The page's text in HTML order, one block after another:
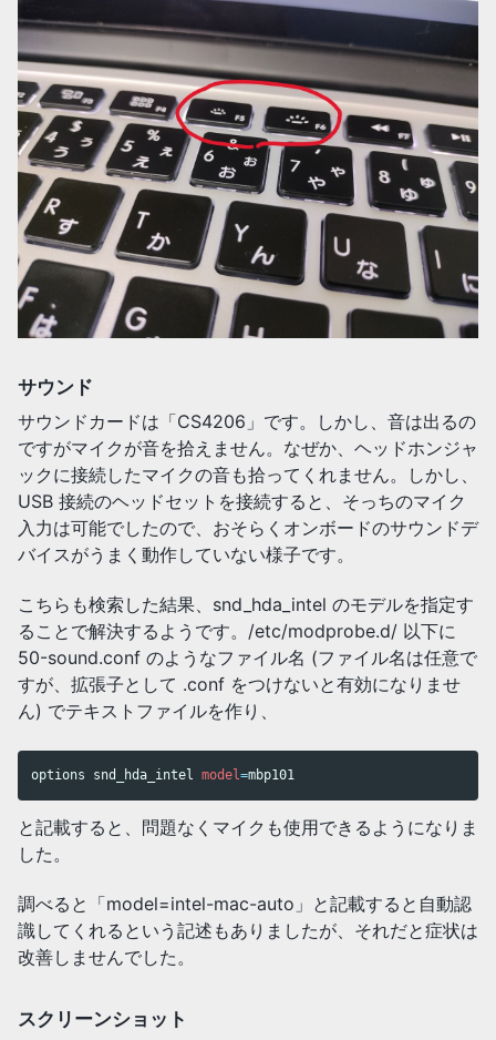
サウンド
サウンドカードは「CS4206」です。しかし、音は出るの
ですがマイクが音を拾えません。なぜか、ヘッドホンジャ
ックに接続したマイクの音も拾ってくれません。しかし、
USB 接続のヘッドセットを接続すると、そっちのマイク
入力は可能でしたので、おそらくオンボードのサウンドデ
バイスがうまく動作していない様子です。
こちらも検索した結果、snd_hda_intel のモデルを指定す
ることで解決するようです。/etc/modprobe.d/ 以下に
50-sound.conf のようなファイル名 (ファイル名は任意で
すが、拡張子として .conf をつけないと有効になりませ
ん) でテキストファイルを作り、
options snd_hda_intel model =mbp101
と記載すると、問題なくマイクも使用できるようになりま
した。
調べると「model=intel-mac-auto」と記載すると自動認
識してくれるという記述もありましたが、それだと症状は
改善しませんでした。
スクリーンショット